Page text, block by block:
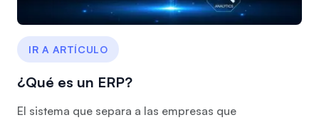
IR A ARTÍCULO
¿Qué es un ERP?
El sistema que separa a las empresas que